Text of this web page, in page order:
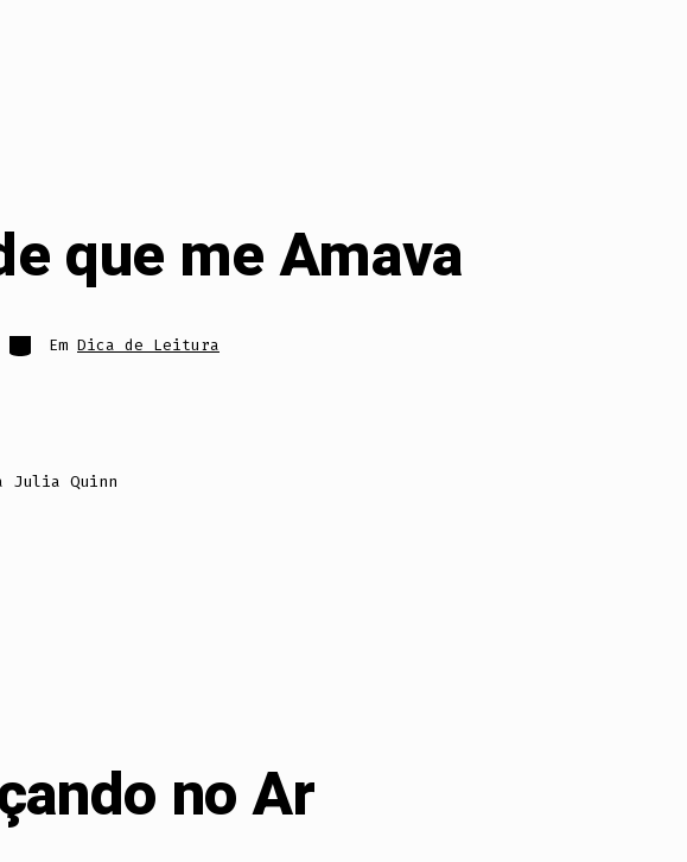
que me Amava
Categorias
Em Dica de Leitura
Julia Quinn
no Ar